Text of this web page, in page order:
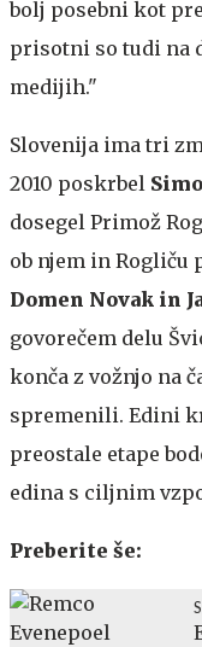
bolj posebni kot
prisotni so tudi na
medijih."
Slovenija ima tri
2010 poskrbel
dosegel Primož
ob njem in Rogliču
Domen Novak in
govorečem delu
konča z vožnjo na
spremenili. Edini
preostale etape
edina s ciljnim
Preberite še: